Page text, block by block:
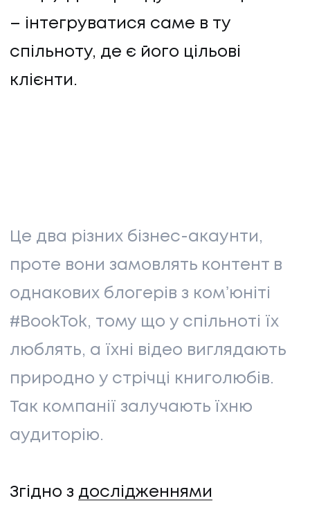
– інтегруватися саме в ту
спільноту, де є його цільові
клієнти.
Це два різних бізнес-акаунти,
проте вони замовлять контент в
однакових блогерів з комʼюніті
#BookTok, тому що у спільноті їх
люблять, а їхні відео виглядають
природно у стрічці книголюбів.
Так компанії залучають їхню
аудиторію.
Згідно з дослідженнями